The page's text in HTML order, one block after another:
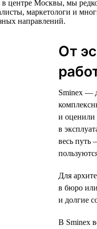
центре Москвы, мы
маркетологи и
направлений.
От
Sminex —
и оценили
в
весь путь
Для
в бюро
и долгие
В Sminex